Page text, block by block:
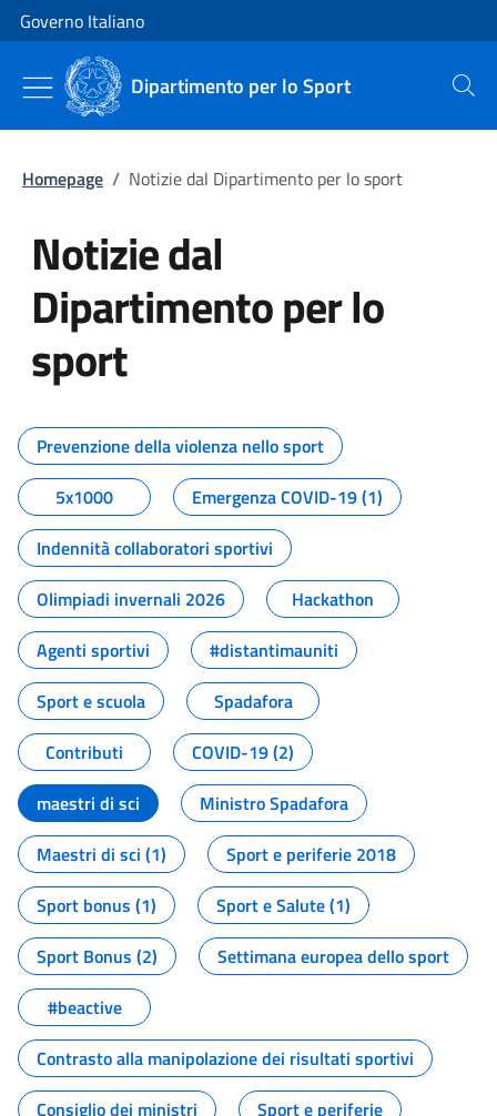
Vai al contenuto
Vai alla navigazione del sito
Governo Italiano
Dipartimento per lo Sport Cerca
Homepage / Notizie dal Dipartimento per lo sport
Notizie dal
Dipartimento per lo
sport
Tutti i contenuti della pagina
Prevenzione della violenza nello sport
5x1000
Emergenza COVID-19 (1)
Indennità collaboratori sportivi
Olimpiadi invernali 2026
Hackathon
Agenti sportivi
#distantimauniti
Sport e scuola
Spadafora
Contributi
COVID-19 (2)
maestri di sci
Ministro Spadafora
Maestri di sci (1)
Sport e periferie 2018
Sport bonus (1)
Sport e Salute (1)
Sport Bonus (2)
Settimana europea dello sport
#beactive
Contrasto alla manipolazione dei risultati sportivi
Consiglio dei ministri
Sport e periferie